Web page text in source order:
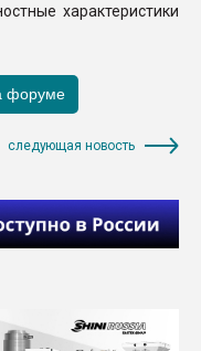
характеристики
следующая новость